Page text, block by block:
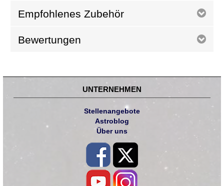
Empfohlenes Zubehör
Bewertungen
UNTERNEHMEN
Stellenangebote
Astroblog
Über uns